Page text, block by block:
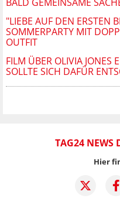
"LIEBE AUF DEN ERSTEN
SOMMERPARTY MIT
OUTFIT
FILM ÜBER OLIVIA JONES
SOLLTE SICH DAFÜR
TAG24
Hier